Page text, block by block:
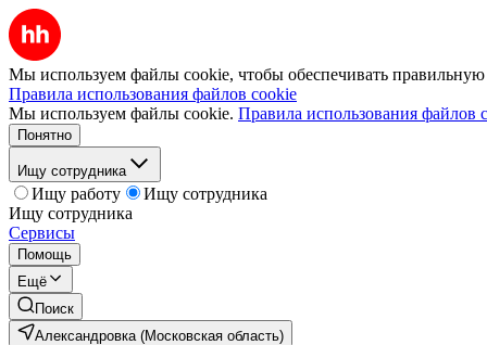
Мы используем файлы cookie, чтобы обеспечивать правильную
Правила использования файлов cookie
Мы используем файлы cookie. Правила использования файлов
Понятно
Ищу сотрудника
Ищу работу
Ищу сотрудника
Ищу сотрудника
Сервисы
Помощь
Ещё
Поиск
Александровка (Московская область)